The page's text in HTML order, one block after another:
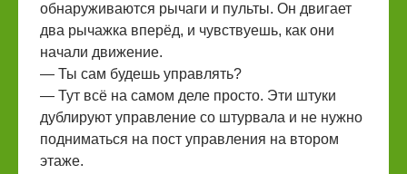
обнаруживаются рычаги и пульты. Он двигает
два рычажка вперёд, и чувствуешь, как они
начали движение.
— Ты сам будешь управлять?
— Тут всё на самом деле просто. Эти штуки
дублируют управление со штурвала и не нужно
подниматься на пост управления на втором
этаже.